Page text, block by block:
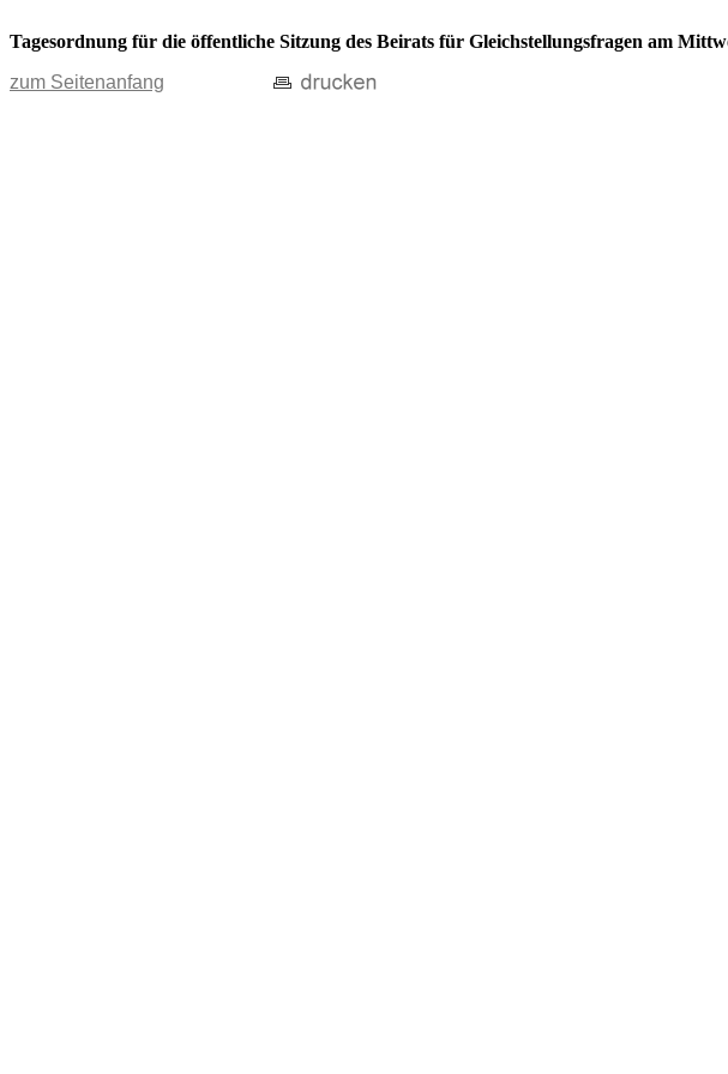
Tagesordnung für die öffentliche Sitzung des Beirats für Gleichstellungsfragen am
zum Seitenanfang